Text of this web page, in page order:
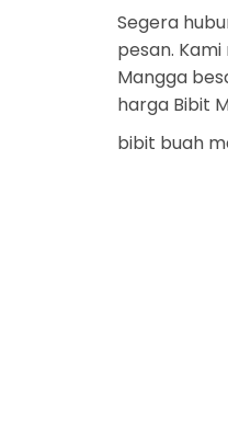
Segera
pesan.
Mangga
harga Bibit
bibit buah